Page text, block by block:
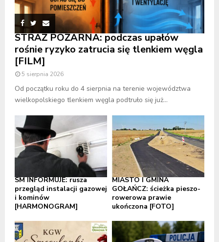
STRAŻ POŻARNA: podczas upałów
rośnie ryzyko zatrucia się tlenkiem węgla
[FILM]
5 sierpnia 2026
Od początku roku do 4 sierpnia na terenie województwa
wielkopolskiego tlenkiem węgla podtruło się już...
SM INFORMUJE: rusza
przegląd instalacji gazowej
i kominów
[HARMONOGRAM]
MIASTO I GMINA
GOŁAŃCZ: ścieżka pieszo-
rowerowa prawie
ukończona [FOTO]